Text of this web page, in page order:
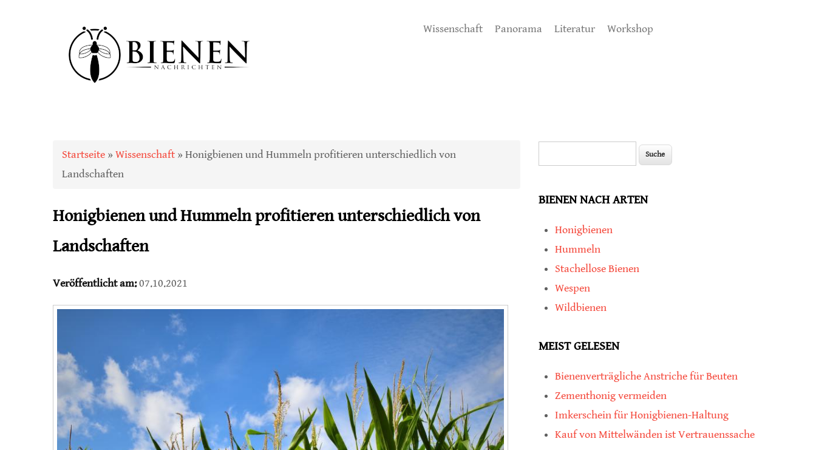
Wissenschaft Panorama Literatur Workshop
Sie sind hier
Startseite » Wissenschaft » Honigbienen und Hummeln profitieren unterschiedlich von
Landschaften
Honigbienen und Hummeln profitieren unterschiedlich von
Landschaften
Veröffentlicht am:07.10.2021
BIENEN NACH ARTEN
Honigbienen
Hummeln
Stachellose Bienen
Wespen
Wildbienen
MEIST GELESEN
Bienenverträgliche Anstriche für Beuten
Zementhonig vermeiden
Imkerschein für Honigbienen-Haltung
Kauf von Mittelwänden ist Vertrauenssache